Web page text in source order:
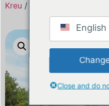
Kreu /
English
Close and do